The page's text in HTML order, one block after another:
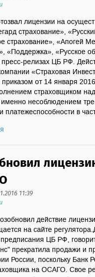
лицензии на
страхование»,
страхование», «Апогей
«Поддержка», «Русское
релизах ЦБ РФ.
«Страховая
приказом от 14 января
страховщиком
именно несоблюдением
платежеспособности в
11:39
действие
на сайте
ЦБ РФ,
прекратила продажи и
России, поскольку Банк
на ОСАГО. Свое